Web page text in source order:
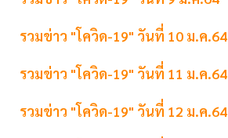
รวมข่าว "โควิด-19" วันที่ 10 ม.ค.64
รวมข่าว "โควิด-19" วันที่ 11 ม.ค.64
รวมข่าว "โควิด-19" วันที่ 12 ม.ค.64